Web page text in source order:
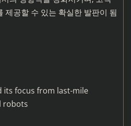
제공할 수 있는 확실한 발판이 됨
its focus from last-mile
robots